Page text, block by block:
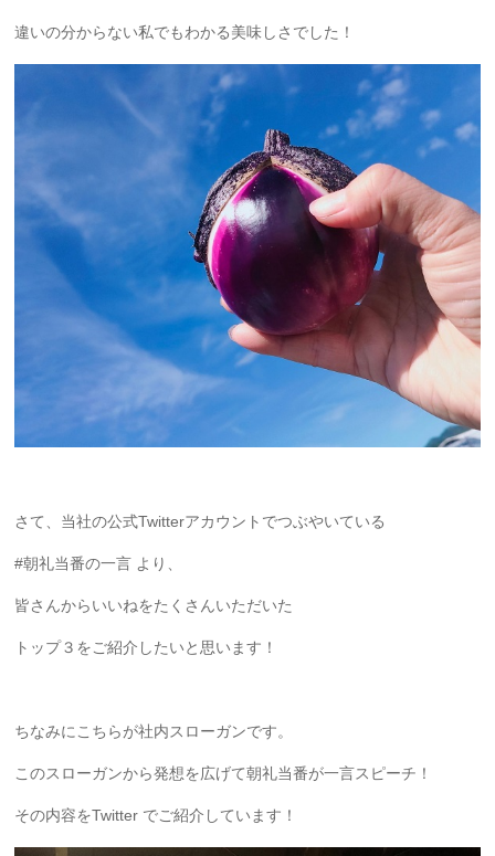
違いの分からない私でもわかる美味しさでした！
さて、当社の公式Twitterアカウントでつぶやいている
#朝礼当番の一言 より、
皆さんからいいねをたくさんいただいた
トップ３をご紹介したいと思います！
ちなみにこちらが社内スローガンです。
このスローガンから発想を広げて朝礼当番が一言スピーチ！
その内容をTwitter でご紹介しています！